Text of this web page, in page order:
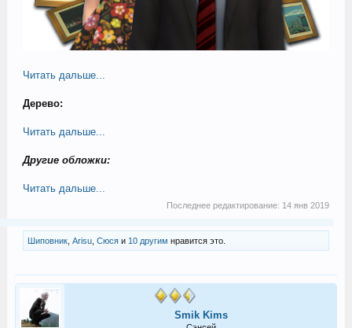
Читать дальше...
Дерево:
Читать дальше...
Другие обложки:
Читать дальше...
Последнее редактирование: 14 янв 2019
Шиповник, Arisu, Сюсяи 10 другим нравится это.
Smik Kims